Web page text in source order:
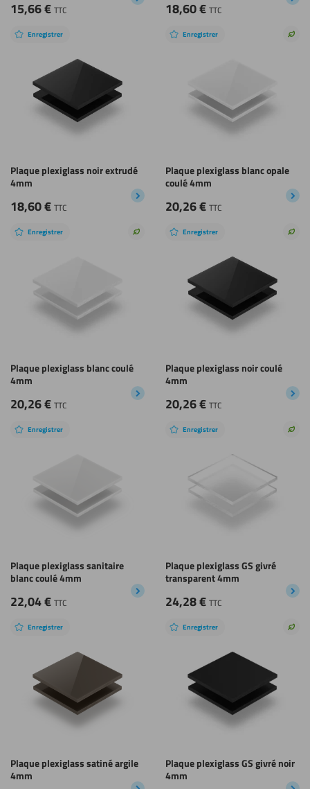
15,66€ TTC 18,60€ TTC
Enregistrer
Plaque plexiglass noir extrudé
4mm
18,60€ TTC
Enregistrer
Plaque plexiglass blanc opale
coulé 4mm
20,26€ TTC
Enregistrer
Plaque plexiglass blanc coulé
4mm
20,26€ TTC
Choix
Enregistrer
Plaque plexiglass noir coulé
4mm
20,26€ TTC
Enregistrer
Plaque plexiglass sanitaire
blanc coulé 4mm
22,04€ TTC
Enregistrer
Plaque plexiglass GS givré
transparent 4mm
24,28€ TTC
Enregistrer
Plaque plexiglass satiné argile
4mm
Enregistrer
Plaque plexiglass GS givré noir
4mm